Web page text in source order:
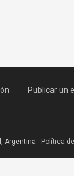
Publicar un
Argentina - Política